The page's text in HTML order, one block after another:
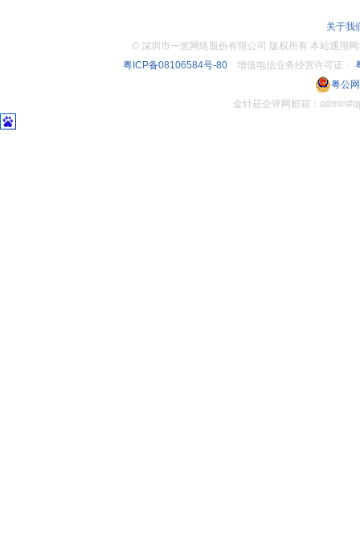
关于我
© 深圳市一览网络股份有限公司 版权所有 本站通
粤ICP备08106584号-80增值电信业务经营许可证：
粤公
金针菇企评网邮箱：